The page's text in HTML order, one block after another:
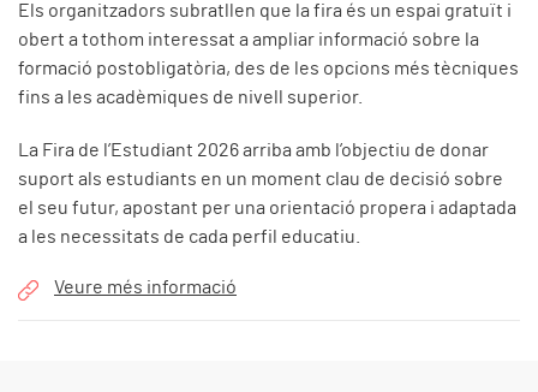
Els organitzadors subratllen que la fira és un espai gratuït i
obert a tothom interessat a ampliar informació sobre la
formació postobligatòria, des de les opcions més tècniques
fins a les acadèmiques de nivell superior.
La Fira de l’Estudiant 2026 arriba amb l’objectiu de donar
suport als estudiants en un moment clau de decisió sobre
el seu futur, apostant per una orientació propera i adaptada
a les necessitats de cada perfil educatiu.
Veure més informació